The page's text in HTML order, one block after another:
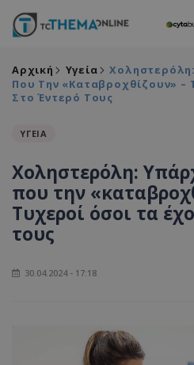
Αρχική Υγεία
Που Την «καταβροχθίζουν»
Στο Έντερό Τους
ΥΓΕΙΑ
Χοληστερόλη:
που την
Τυχεροί όσοι τα
τους
30.04.2024 - 17:18